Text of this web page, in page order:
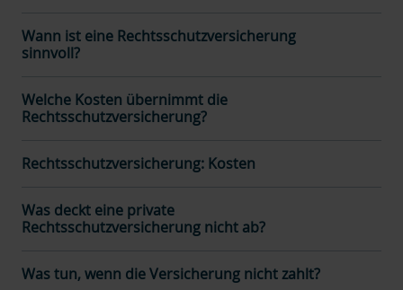
Wann ist eine Rechtsschutzversicherung
sinnvoll?
Welche Kosten übernimmt die
Rechtsschutzversicherung?
Rechtsschutzversicherung: Kosten
Was deckt eine private
Rechtsschutzversicherung nicht ab?
Was tun, wenn die Versicherung nicht zahlt?